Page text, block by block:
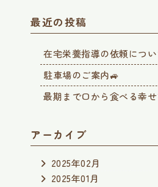
最近の投稿
在宅栄養指導の依頼につい
駐車場のご案内🚙
最期まで口から食べる幸
アーカイブ
2025年02月
2025年01月